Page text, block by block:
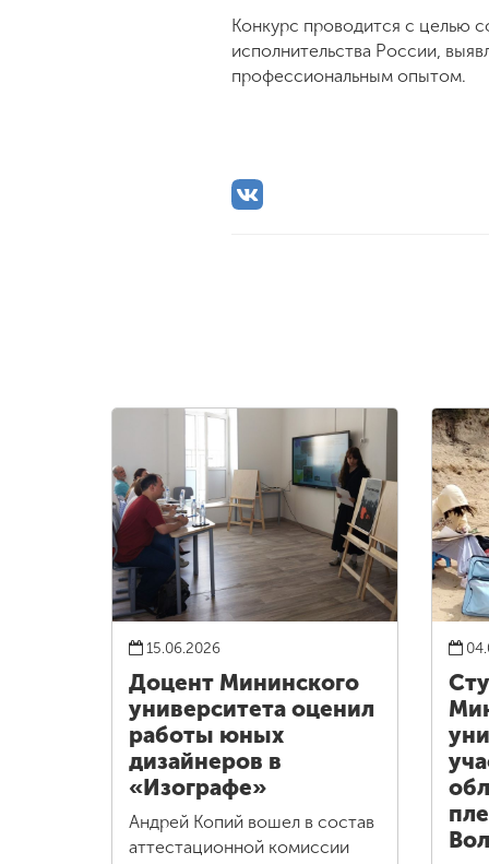
Конкурс проводится с целью
исполнительства России,
профессиональным опытом.
15.06.2026
Доцент Мининского
университета оценил
работы юных
дизайнеров в
«Изографе»
Андрей Копий вошел в состав
аттестационной комиссии